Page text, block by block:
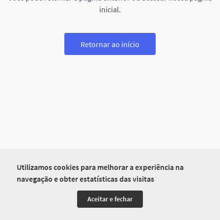
Utilizamos cookies para melhorar a experiência na
navegação e obter estatísticas das visitas
Aceitar e fechar
inicial.
Retornar ao início